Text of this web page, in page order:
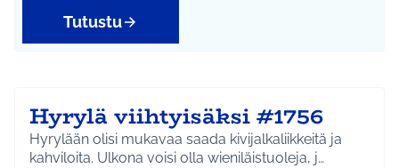
Tutustu
Hyrylä viihtyisäksi #1756
Hyrylään olisi mukavaa saada kivijalkaliikkeitä ja
kahviloita. Ulkona voisi olla wieniläistuoleja, j…